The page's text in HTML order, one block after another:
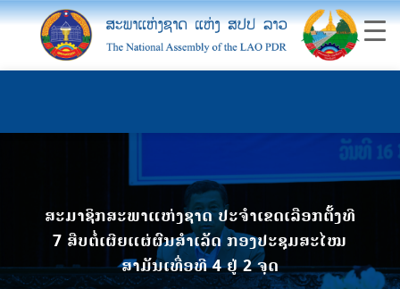
ສະມາຊິກສະພາແຫ່ງຊາດ ປະຈໍາເຂດເລືອກຕັ້ງທີ
7 ສືບຕໍ່ເຜີຍແຜ່ຜົນສຳເລັດ ກອງປະຊຸມສະໄໝ
ສາມັນເທື່ອທີ 4 ຢູ່ 2 ຈຸດ